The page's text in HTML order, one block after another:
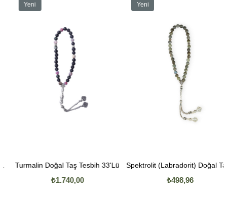
Turmalin Doğal Taş Tesbih 33'Lü
₺1.740,00
Yeni
Spektrolit (Labradorit) Doğal Taş Tesbih 33'Lü
₺498,96
Yeni